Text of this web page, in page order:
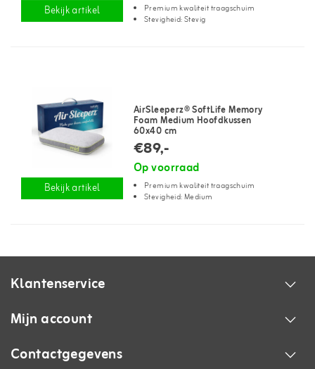
Bekijk artikel
Premium kwaliteit traagschuim
Stevigheid: Stevig
Bekijk artikel
AirSleeperz® SoftLife Memory
Foam Medium Hoofdkussen
60x40 cm
€89,-
Op voorraad
Premium kwaliteit traagschuim
Stevigheid: Medium
Klantenservice
Mijn account
Contactgegevens